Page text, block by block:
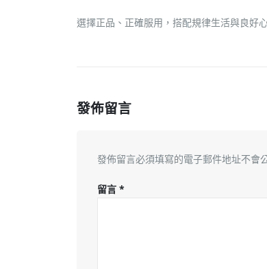
選擇正品、正確服用，搭配規律生活與良好
發佈留言
發佈留言必須填寫的電子郵件地址不會
留言 *